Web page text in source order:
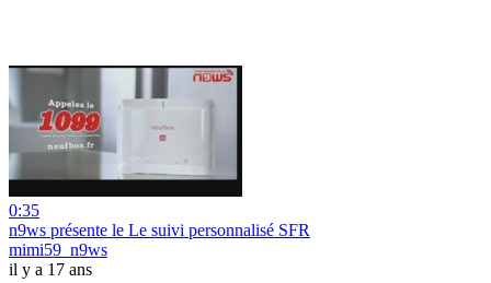
0:35
n9ws présente le Le suivi personnalisé SFR
mimi59_n9ws
il y a 17 ans